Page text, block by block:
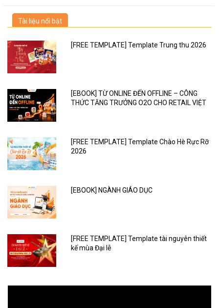
Tài liệu nổi bật
[FREE TEMPLATE] Template Trung thu 2026
[EBOOK] TỪ ONLINE ĐẾN OFFLINE – CÔNG
THỨC TĂNG TRƯỞNG O2O CHO RETAIL VIỆT
[FREE TEMPLATE] Template Chào Hè Rực Rỡ
2026
[EBOOK] NGÀNH GIÁO DỤC
[FREE TEMPLATE] Template tài nguyên thiết
kế mùa Đại lễ